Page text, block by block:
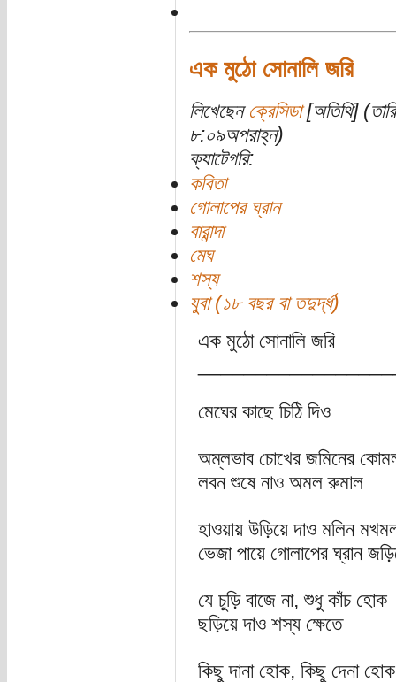
এক মুঠো সোনালি জরি
লিখেছেন ক্রেসিডা[অতিথি]
৮:০৯অপরাহ্ন)
ক্যাটেগরি:
কবিতা
গোলাপের ঘ্রান
বারান্দা
মেঘ
শস্য
যুবা (১৮ বছর বা তদুর্দ্ধ)
এক মুঠো সোনালি জরি
মেঘের কাছে চিঠি দিও
অম্লভাব চোখের জমিনের
লবন শুষে নাও অমল রুমাল
হাওয়ায় উড়িয়ে দাও মলিন
ভেজা পায়ে গোলাপের ঘ্রান
যে চুড়ি বাজে না, শুধু কাঁচ হোক
ছড়িয়ে দাও শস্য ক্ষেতে
কিছু দানা হোক, কিছু দেনা হোক